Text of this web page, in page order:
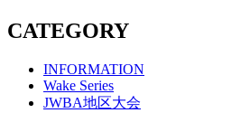
CATEGORY
INFORMATION
Wake Series
JWBA地区大会